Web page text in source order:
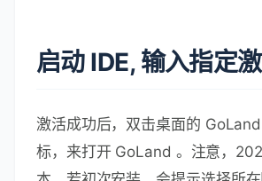
破解成功，会提示 Done
功，继续后面的步骤。